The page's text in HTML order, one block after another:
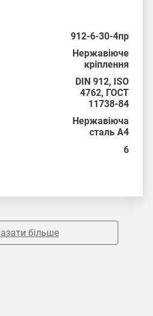
912-6-30-4пр
Нержавіюче
кріплення
DIN 912, ISO
4762, ГОСТ
11738-84
Нержавіюча
сталь А4
6
більше